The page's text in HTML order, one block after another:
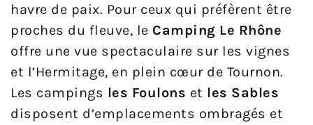
havre de paix. Pour ceux qui préfèrent être
proches du fleuve, le Camping Le Rhône
offre une vue spectaculaire sur les vignes
et l’Hermitage, en plein cœur de Tournon.
Les campings les Foulons et les Sables
disposent d’emplacements ombragés et